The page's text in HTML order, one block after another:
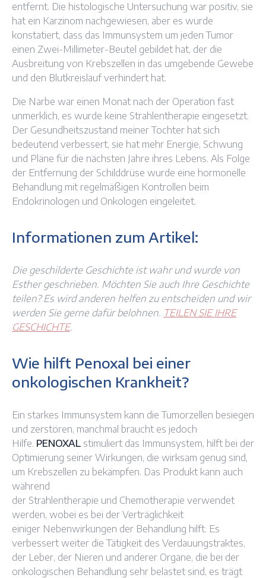
entfernt. Die histologische Untersuchung war positiv, sie
hat ein Karzinom nachgewiesen, aber es wurde
konstatiert, dass das Immunsystem um jeden Tumor
einen Zwei-Millimeter-Beutel gebildet hat, der die
Ausbreitung von Krebszellen in das umgebende Gewebe
und den Blutkreislauf verhindert hat.
Die Narbe war einen Monat nach der Operation fast
unmerklich, es wurde keine Strahlentherapie eingesetzt.
Der Gesundheitszustand meiner Tochter hat sich
bedeutend verbessert, sie hat mehr Energie, Schwung
und Pläne für die nächsten Jahre ihres Lebens. Als Folge
der Entfernung der Schilddrüse wurde eine hormonelle
Behandlung mit regelmäßigen Kontrollen beim
Endokrinologen und Onkologen eingeleitet.
Informationen zum Artikel:
Die geschilderte Geschichte ist wahr und wurde von
Esther geschrieben. Möchten Sie auch Ihre Geschichte
teilen? Es wird anderen helfen zu entscheiden und wir
werden Sie gerne dafür belohnen. TEILEN SIE IHRE
GESCHICHTE.
Wie hilft Penoxal bei einer
onkologischen Krankheit?
Ein starkes Immunsystem kann die Tumorzellen besiegen
und zerstören, manchmal braucht es jedoch
Hilfe. PENOXAL stimuliert das Immunsystem, hilft bei der
Optimierung seiner Wirkungen, die wirksam genug sind,
um Krebszellen zu bekämpfen. Das Produkt kann auch
während
der Strahlentherapie und Chemotherapie verwendet
werden, wobei es bei der Verträglichkeit
einiger Nebenwirkungen der Behandlung hilft. Es
verbessert weiter die Tätigkeit des Verdauungstraktes,
der Leber, der Nieren und anderer Organe, die bei der
onkologischen Behandlung sehr belastet sind, es trägt